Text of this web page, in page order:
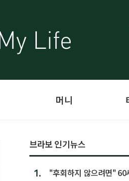
머니
브라보 인기뉴스
1.
"후회하지 않으려면" 60